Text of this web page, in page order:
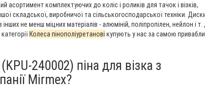
асортимент комплектуючих до коліс і роликів для тачок і візків,
складської, виробничої та сільськогосподарської техніки.
не менш міцних матеріалів - алюміній, поліпропілен, нейлон і т.
Колеса пінополіуретанові купують у нас за самою
240002) піна для візка з
Mirmex?